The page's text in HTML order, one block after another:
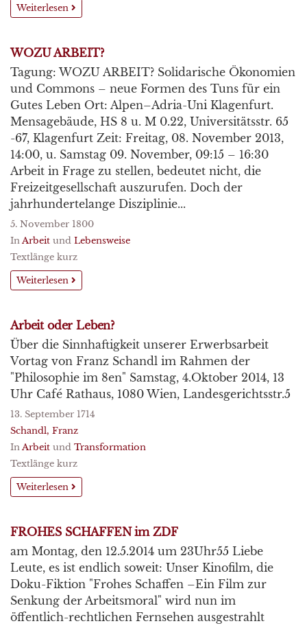
Weiterlesen
WOZU ARBEIT?
Tagung: WOZU ARBEIT? Solidarische Ökonomien
und Commons – neue Formen des Tuns für ein
Gutes Leben Ort: Alpen–Adria-Uni Klagenfurt.
Mensagebäude, HS 8 u. M 0.22, Universitätsstr. 65
-67, Klagenfurt Zeit: Freitag, 08. November 2013,
14:00, u. Samstag 09. November, 09:15 – 16:30
Arbeit in Frage zu stellen, bedeutet nicht, die
Freizeitgesellschaft auszurufen. Doch der
jahrhundertelange Disziplinie...
5. November 1800
In Arbeit und Lebensweise
Textlänge kurz
Weiterlesen
Arbeit oder Leben?
Über die Sinnhaftigkeit unserer Erwerbsarbeit
Vortag von Franz Schandl im Rahmen der
"Philosophie im 8en" Samstag, 4.Oktober 2014, 13
Uhr Café Rathaus, 1080 Wien, Landesgerichtsstr.5
13. September 1714
Schandl, Franz
In Arbeit und Transformation
Textlänge kurz
Weiterlesen
FROHES SCHAFFEN im ZDF
am Montag, den 12.5.2014 um 23Uhr55 Liebe
Leute, es ist endlich soweit: Unser Kinofilm, die
Doku-Fiktion "Frohes Schaffen –Ein Film zur
Senkung der Arbeitsmoral" wird nun im
öffentlich-rechtlichen Fernsehen ausgestrahlt